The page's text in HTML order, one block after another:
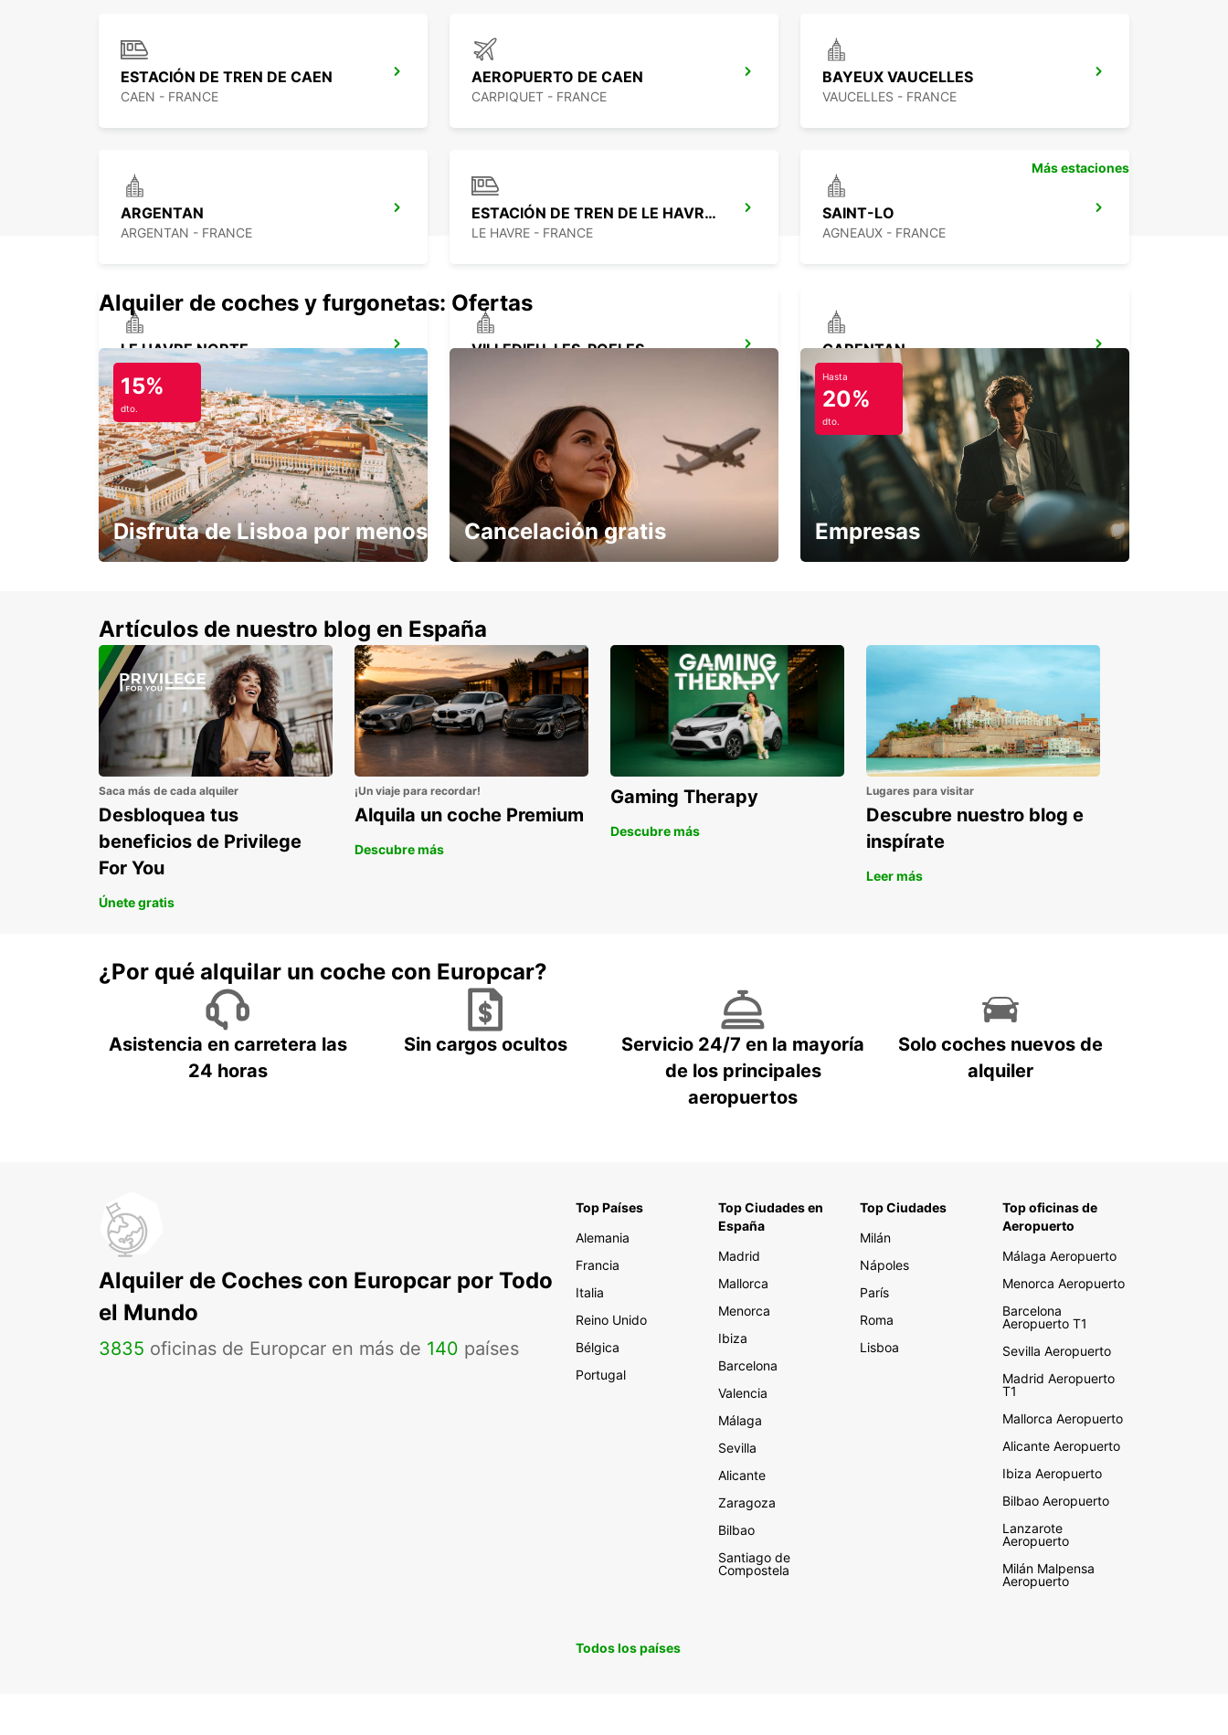
ESTACIÓN DE TREN DE CAEN
CAEN - FRANCE
AEROPUERTO DE CAEN
CARPIQUET - FRANCE
BAYEUX VAUCELLES
VAUCELLES - FRANCE
ARGENTAN
ARGENTAN - FRANCE
ESTACIÓN DE TREN DE LE HAVRE - PUNTO DE SERVICIO
LE HAVRE - FRANCE
SAINT-LO
AGNEAUX - FRANCE
LE HAVRE NORTE
LE HAVRE - FRANCE
VILLEDIEU-LES-POELES CARENTAN
CARENTAN - FRANCE
ALENCON
ALENCON - FRANCE
Más estaciones
Alquiler de coches y furgonetas: Ofertas
15%
dto.
Disfruta de Lisboa por menos Cancelación gratis
Hasta
20%
dto.
Empresas
Artículos de nuestro blog en España
Saca más de cada alquiler
Desbloquea tus
beneficios de Privilege
For You
Únete gratis
¡Un viaje para recordar!
Alquila un coche Premium
Descubre más
Gaming Therapy
Descubre más
Lugares para visitar
Descubre nuestro blog e
inspírate
Leer más
¿Por qué alquilar un coche con Europcar?
Asistencia en carretera las
24 horas
Sin cargos ocultos
Servicio 24/7 en la mayoría
de los principales
aeropuertos
Solo coches nuevos de
alquiler
Alquiler de Coches con Europcar por Todo
el Mundo
3835 oficinas de Europcar en más de 140 países
Top Países
Alemania
Francia
Italia
Reino Unido
Bélgica
Portugal
Top Ciudades en
España
Madrid
Mallorca
Menorca
Ibiza
Barcelona
Valencia
Málaga
Sevilla
Alicante
Zaragoza
Bilbao
Santiago de
Compostela
Top Ciudades
Milán
Nápoles
París
Roma
Lisboa
Top oficinas de
Aeropuerto
Málaga Aeropuerto
Menorca Aeropuerto
Barcelona
Aeropuerto T1
Sevilla Aeropuerto
Madrid Aeropuerto
T1
Mallorca Aeropuerto
Alicante Aeropuerto
Ibiza Aeropuerto
Bilbao Aeropuerto
Lanzarote
Aeropuerto
Milán Malpensa
Aeropuerto
Todos los países